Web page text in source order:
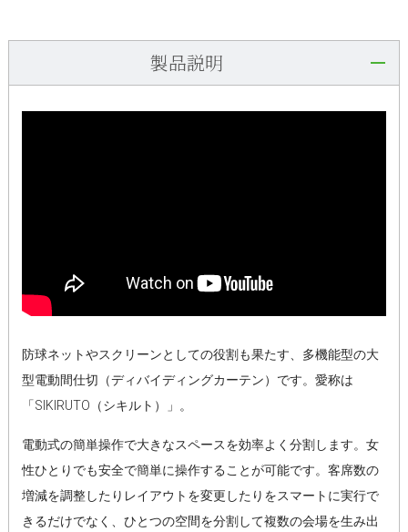
製品説明
防球ネットやスクリーンとしての役割も果たす、多機能型の大
型電動間仕切（ディバイディングカーテン）です。愛称は
「SIKIRUTO（シキルト）」。
電動式の簡単操作で大きなスペースを効率よく分割します。女
性ひとりでも安全で簡単に操作することが可能です。客席数の
増減を調整したりレイアウトを変更したりをスマートに実行で
きるだけでなく、ひとつの空間を分割して複数の会場を生み出